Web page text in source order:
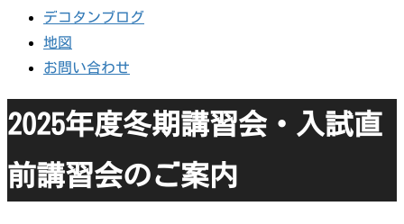
デコタンブログ
地図
お問い合わせ
2025年度冬期講習会・入試直
前講習会のご案内